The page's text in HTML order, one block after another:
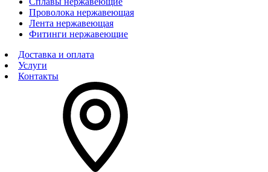
Проволока нержавеющая
Лента нержавеющая
Фитинги нержавеющие
Доставка и оплата
Услуги
Контакты